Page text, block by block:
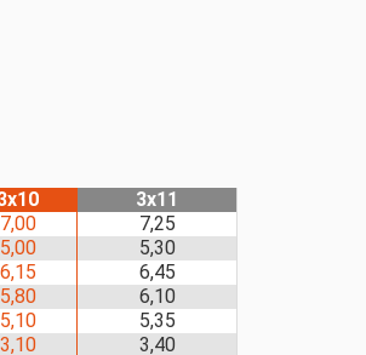
3x11
7,00
7,25
5,00
5,30
6,15
6,45
5,80
6,10
5,10
5,35
3,10
3,40